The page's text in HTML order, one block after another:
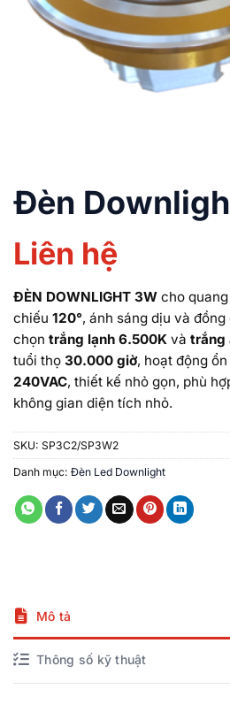
Đèn
Liên hệ
ĐÈN DOWNLIGHT 3W cho
chiếu 120°, ánh sáng dịu và
chọn trắng lạnh 6.500K và trắng
tuổi thọ 30.000 giờ, hoạt động
240VAC, thiết kế nhỏ gọn, phù
không gian diện tích nhỏ.
SKU: SP3C2/SP3W2
Danh mục: Đèn Led Downlight
Mô tả
Thông số kỹ thuật